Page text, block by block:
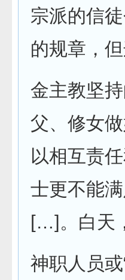
宗派的信
的规章，
金主教坚
父、修女
以相互责
士更不能
[…]。白天
神职人员